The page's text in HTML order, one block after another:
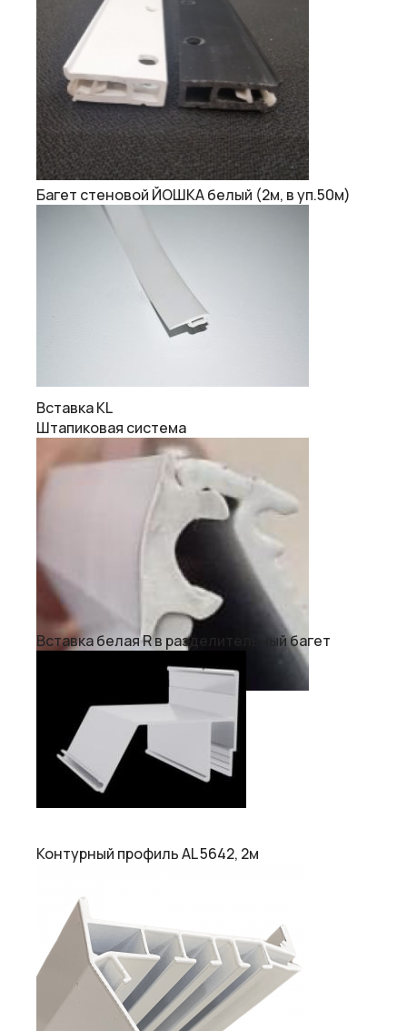
Багет стеновой ЙОШКА белый (2м, в уп.50м)
Вставка KL
Штапиковая система
Вставка белая R в разделительный багет
Контурный профиль AL 5642, 2м